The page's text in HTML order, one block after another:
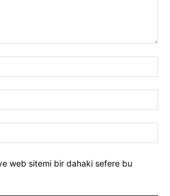
web sitemi bir dahaki sefere bu